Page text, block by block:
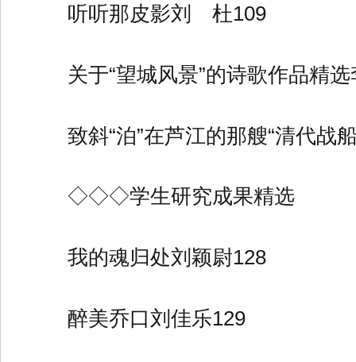
听听那皮影刘 杜109
关于“望城风景”的诗歌作品精
致斜“泊”在芦江的那艘“清代战
◇◇◇学生研究成果精选
我的魂归处刘颖尉128
醉美乔口刘佳乐129